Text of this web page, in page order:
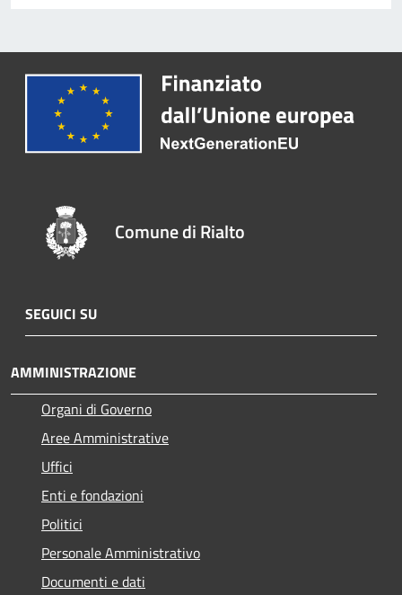
Comune di Rialto
SEGUICI SU
AMMINISTRAZIONE
Organi di Governo
Aree Amministrative
Uffici
Enti e fondazioni
Politici
Personale Amministrativo
Documenti e dati